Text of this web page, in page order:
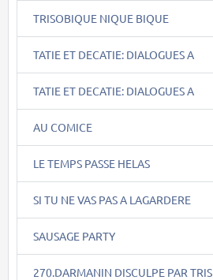
TRISOBIQUE NIQUE BIQUE
TATIE ET DECATIE: DIALOGUES A
TATIE ET DECATIE: DIALOGUES A
AU COMICE
LE TEMPS PASSE HELAS
SI TU NE VAS PAS A LAGARDERE
SAUSAGE PARTY
270.DARMANIN DISCULPE PAR TRIS